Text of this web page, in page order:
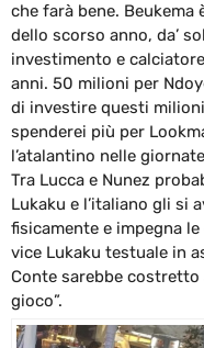
che farà bene.
dello scorso anno, da’
investimento e
anni. 50 milioni per
di investire questi
spenderei più per
l’atalantino nelle
Tra Lucca e Nunez
Lukaku e l’italiano gli si
fisicamente e impegna
vice Lukaku testuale in
Conte sarebbe costretto
gioco”.